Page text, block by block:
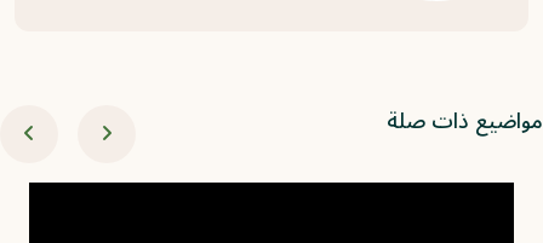
ذات صلة